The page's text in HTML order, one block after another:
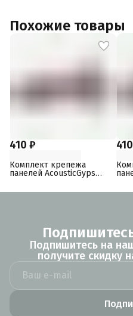
Похожие товары
410 ₽
Комплект крепежа
панелей AcousticGyps
Подпишитесь на
получите скидку